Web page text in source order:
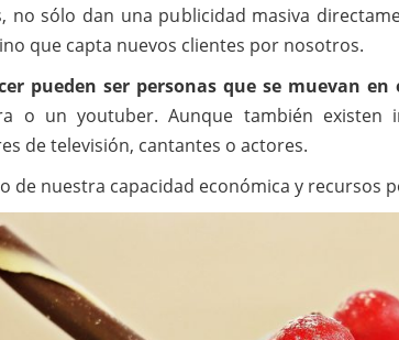
no sólo dan una publicidad masiva
que capta nuevos clientes por nosotros.
pueden ser personas que se muevan
o un youtuber. Aunque también existen
de televisión, cantantes o actores.
de nuestra capacidad económica y recursos